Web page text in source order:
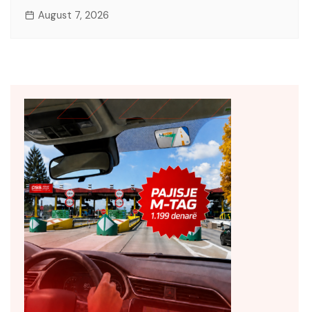
August 7, 2026